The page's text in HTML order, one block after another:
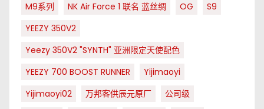
M9系列
NK Air Force 1 联名 蓝丝绸 OG
S9
YEEZY 350V2
Yeezy 350V2 "SYNTH" 亚洲限定天使配色
YEEZY 700 BOOST RUNNER
Yijimaoyi
Yijimaoyi02
万邦客供辰元原厂
公司级